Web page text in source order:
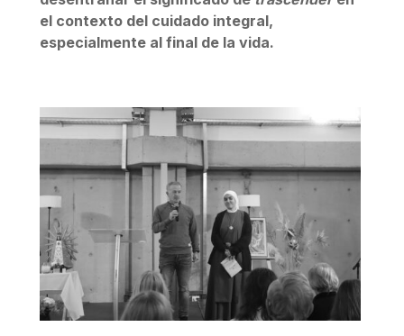
el contexto del cuidado integral,
especialmente al final de la vida.